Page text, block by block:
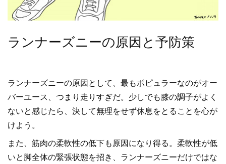
ランナーズニーの原因と予防策
ランナーズニーの原因として、最もポピュラーなのがオー
バーユース、つまり走りすぎだ。少しでも膝の調子がよく
ないと感じたら、決して無理をせず休息をとることを心が
けよう。
また、筋肉の柔軟性の低下も原因になり得る。柔軟性が低
いと脚全体の緊張状態を招き、ランナーズニーだけではな